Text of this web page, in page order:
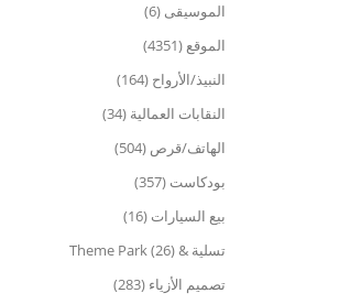
الموسيقى (6)
الموقع (4351)
النبيذ/الأرواح (164)
النقابات العمالية (34)
الهاتف/قرص (504)
بودكاست (357)
بيع السيارات (16)
تسلية & Theme Park (26)
تصميم الأزياء (283)